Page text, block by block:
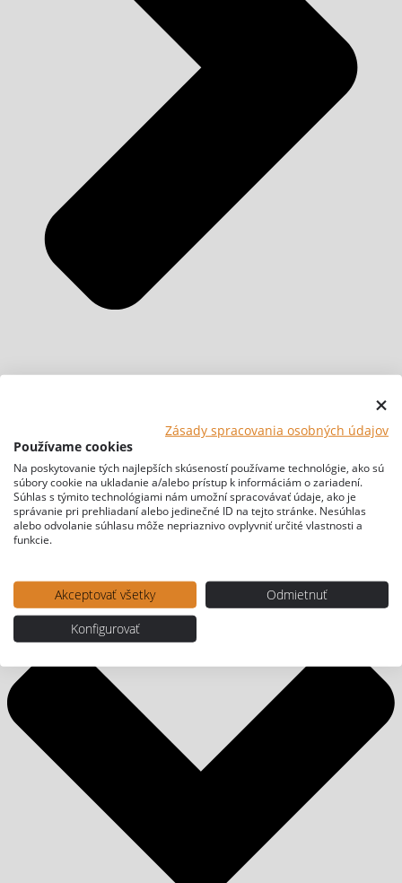
Zásady spracovania osobných údajov
Používame cookies
Na poskytovanie tých najlepších skúseností používame technológie, ako sú
súbory cookie na ukladanie a/alebo prístup k informáciám o zariadení.
Súhlas s týmito technológiami nám umožní spracovávať údaje, ako je
správanie pri prehliadaní alebo jedinečné ID na tejto stránke. Nesúhlas
alebo odvolanie súhlasu môže nepriaznivo ovplyvniť určité vlastnosti a
funkcie.
Akceptovať všetky
Odmietnuť
Konfigurovať